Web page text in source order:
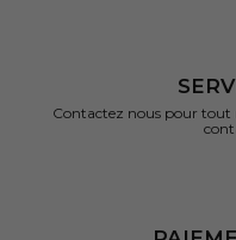
Contactez nous pour tout